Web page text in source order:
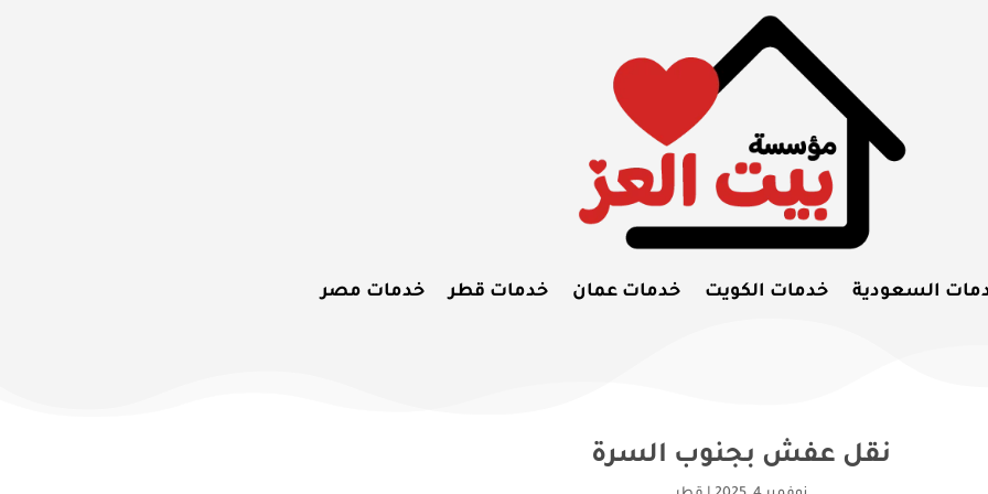
السعودية خدمات الكويت خدمات عمان خدمات قطر خدمات مصر
نقل عفش بجنوب السرة